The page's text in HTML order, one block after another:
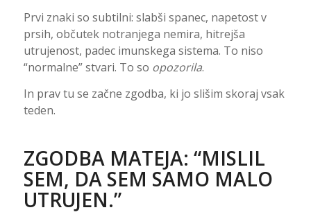
Prvi znaki so subtilni: slabši spanec, napetost v
prsih, občutek notranjega nemira, hitrejša
utrujenost, padec imunskega sistema. To niso
“normalne” stvari. To so opozorila.
In prav tu se začne zgodba, ki jo slišim skoraj vsak
teden.
ZGODBA MATEJA: “MISLIL
SEM, DA SEM SAMO MALO
UTRUJEN.”